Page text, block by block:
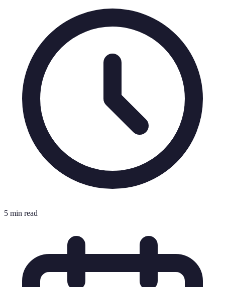
5 min read